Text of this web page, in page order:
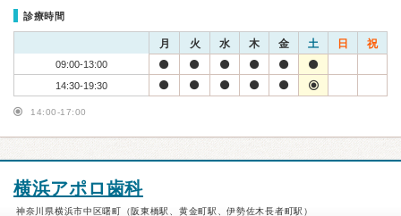
診療時間
月 火 水 木 金 土 日 祝
09:00-13:00
14:30-19:30
14:00-17:00
横浜アポロ歯科
神奈川県横浜市中区曙町（阪東橋駅、黄金町駅、伊勢佐木長者町駅）